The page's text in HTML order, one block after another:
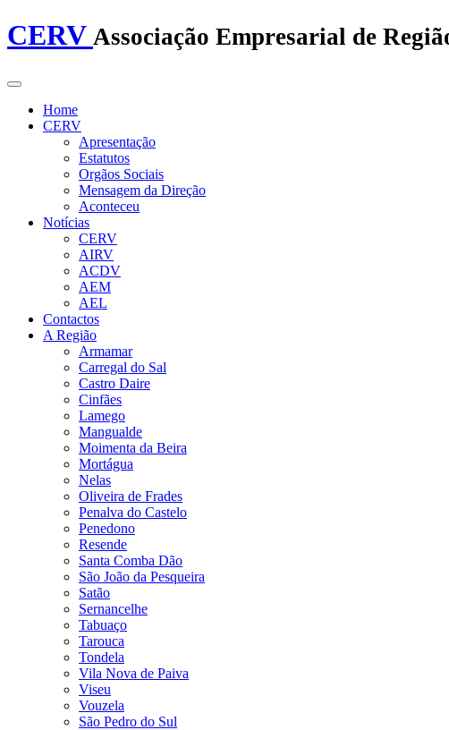
CERV Associação Empresarial de
Home
CERV
Apresentação
Estatutos
Orgãos Sociais
Mensagem da Direção
Aconteceu
Notícias
CERV
AIRV
ACDV
AEM
AEL
Contactos
A Região
Armamar
Carregal do Sal
Castro Daire
Cinfães
Lamego
Mangualde
Moimenta da Beira
Mortágua
Nelas
Oliveira de Frades
Penalva do Castelo
Penedono
Resende
Santa Comba Dão
São João da Pesqueira
Satão
Sernancelhe
Tabuaço
Tarouca
Tondela
Vila Nova de Paiva
Viseu
Vouzela
São Pedro do Sul